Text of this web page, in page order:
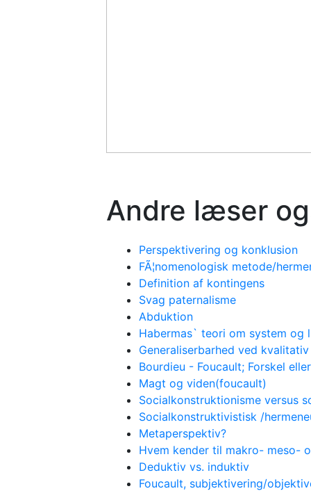
Andre læser
Perspektivering og konklusion
FÃ¦nomenologisk metode/
Definition af kontingens
Svag paternalisme
Abduktion
Habermas` teori om system og
Generaliserbarhed ved
Bourdieu - Foucault; Forskel
Magt og viden(foucault)
Socialkonstruktionisme versus
Socialkonstruktivistisk /
Metaperspektiv?
Hvem kender til makro- meso-
Deduktiv vs. induktiv
Foucault, subjektivering/